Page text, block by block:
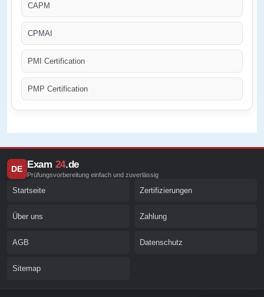
CAPM
CPMAI
PMI Certification
PMP Certification
DE Exam 24.de
Prüfungsvorbereitung einfach und zuverlässig
Startseite Zertifizierungen
Über uns Zahlung
AGB Datenschutz
Sitemap